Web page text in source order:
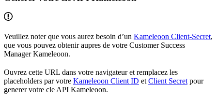
Veuillez noter que vous aurez besoin d’un Kameleoon Client-Secret,
que vous pouvez obtenir aupres de votre Customer Success
Manager Kameleoon.
Ouvrez cette URL dans votre navigateur et remplacez les
placeholders par votre Kameleoon Client ID et Client Secret pour
generer votre cle API Kameleoon.